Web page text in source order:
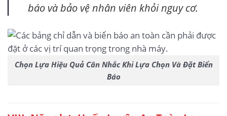
báo và bảo vệ nhân viên khỏi nguy cơ.
Chọn Lựa Hiệu Quả Cân Nhắc Khi Lựa Chọn Và Đặt Biển
Báo